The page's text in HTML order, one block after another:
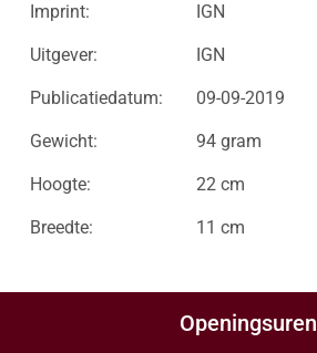
Imprint: IGN
Uitgever: IGN
Publicatiedatum: 09-09-2019
Gewicht: 94 gram
Hoogte: 22 cm
Breedte: 11 cm
Openingsuren